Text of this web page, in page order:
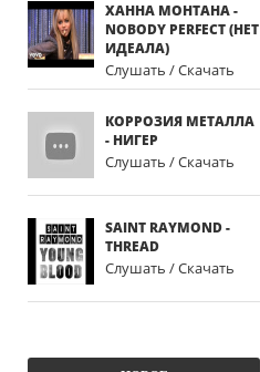
ХАННА МОНТАНА -
NOBODY PERFECT (НЕТ
ИДЕАЛА)
Слушать / Скачать
КОРРОЗИЯ МЕТАЛЛА
- НИГЕР
Слушать / Скачать
SAINT RAYMOND -
THREAD
Слушать / Скачать